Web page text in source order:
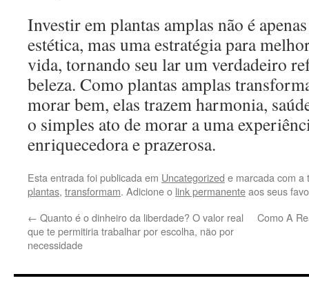
Investir em plantas amplas não é
estética, mas uma estratégia para
vida, tornando seu lar um verdadeiro
beleza. Como plantas amplas
morar bem, elas trazem harmonia,
o simples ato de morar a uma
enriquecedora e prazerosa.
Esta entrada foi publicada em Uncategorized e marcada com
plantas, transformam. Adicione o link permanenteaos seus
← Quanto é o dinheiro da liberdade? O valor real
que te permitiria trabalhar por escolha, não por
necessidade
Como A